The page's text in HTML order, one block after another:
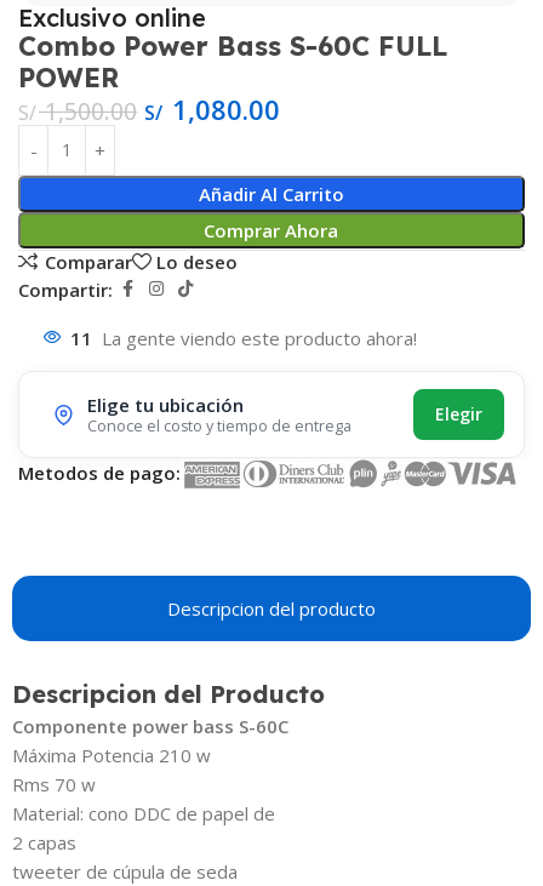
Exclusivo online
Combo Power Bass S-60C FULL
POWER
S/1,500.00 S/ 1,080.00
Añadir Al Carrito
Comprar Ahora
Comparar
Lo deseo
Compartir:
11 La gente viendo este producto ahora!
Elige tu ubicación
Conoce el costo y tiempo de entrega
Elegir
Metodos de pago:
Descripcion del producto
Descripcion del Producto
Componente power bass S-60C
Máxima Potencia 210 w
Rms 70 w
Material: cono DDC de papel de
2 capas
tweeter de cúpula de seda